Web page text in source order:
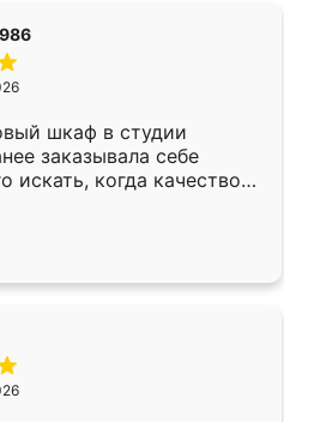
шкаф в студии
заказывала себе
искать, когда качеством
Служит кухня уже почти
нет.